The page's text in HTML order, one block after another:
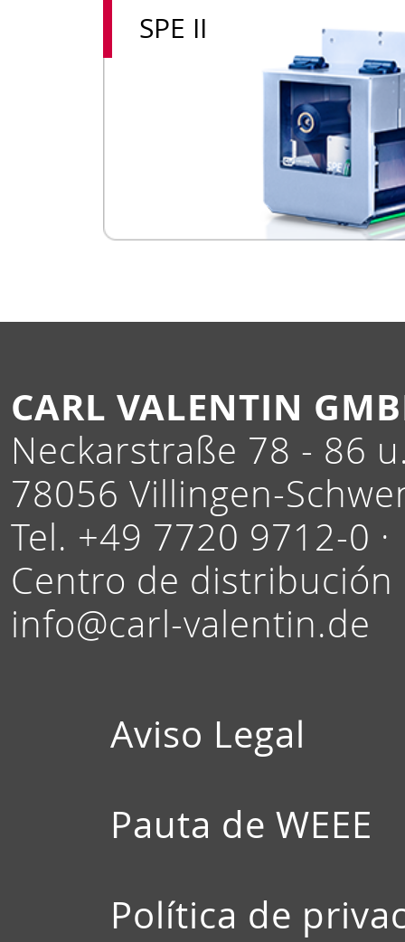
SPE II
CARL VALENTIN
Neckarstraße 78 - 86
78056 Villingen-
Tel. +49 7720 9712-0 ·
Centro de distribución
info@carl-valentin.de
Aviso Legal
Pauta de WEEE
Política de